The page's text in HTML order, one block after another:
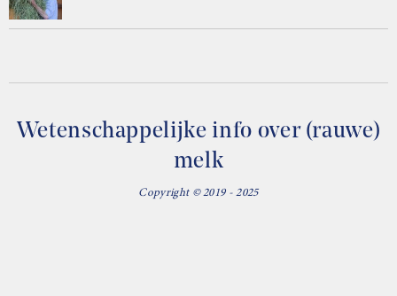
Wetenschappelijke info over (rauwe)
melk
Copyright © 2019 - 2025